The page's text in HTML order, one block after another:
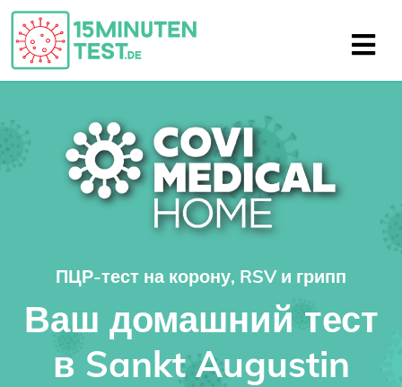
ПЦР-тест на корону, RSV и грипп
Ваш домашний тест
в Sankt Augustin